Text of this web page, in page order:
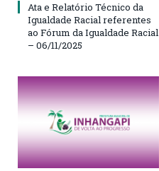
Ata e Relatório Técnico da
Igualdade Racial referentes
ao Fórum da Igualdade Racial
– 06/11/2025